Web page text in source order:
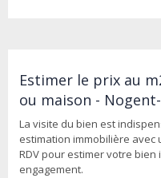
Estimer le prix au
ou maison - Nogent-
La visite du bien est
estimation immobilière avec
RDV pour estimer votre bien
engagement.